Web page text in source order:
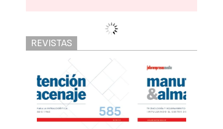
REVISTAS